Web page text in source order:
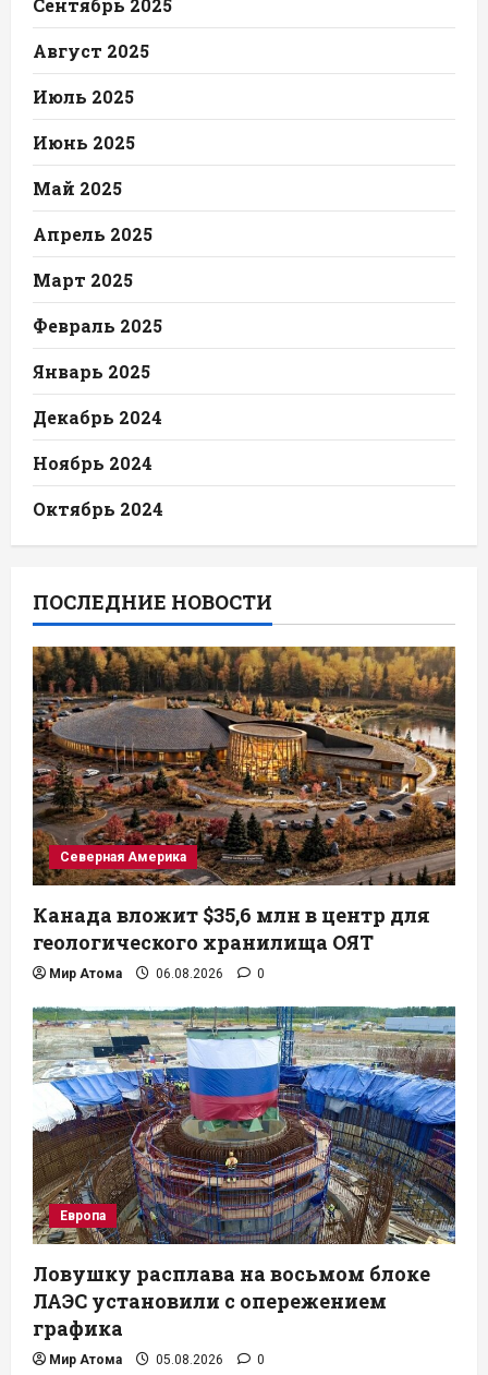
Сентябрь 2025
Август 2025
Июль 2025
Июнь 2025
Май 2025
Апрель 2025
Март 2025
Февраль 2025
Январь 2025
Декабрь 2024
Ноябрь 2024
Октябрь 2024
ПОСЛЕДНИЕ НОВОСТИ
Северная Америка
Канада вложит $35,6 млн в центр для
геологического хранилища ОЯТ
Мир Атома 06.08.2026 0
Европа
Ловушку расплава на восьмом блоке
ЛАЭС установили с опережением
графика
Мир Атома 05.08.2026 0